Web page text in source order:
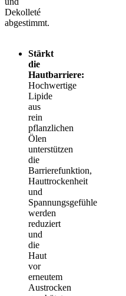
Dekolleté
abgestimmt.
Stärkt
die
Hautbarriere:
Hochwertige
Lipide
aus
rein
pflanzlichen
Ölen
unterstützen
die
Barrierefunktion,
Hauttrockenheit
und
Spannungsgefühle
werden
reduziert
und
die
Haut
vor
erneutem
Austrocken